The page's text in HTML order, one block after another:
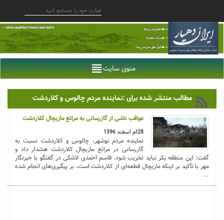
منوی سایت
مطالب منتشر شده برای :نماینده مردم چالوس و کلاردشت
عواقب ناشی از گازرسانی به مراتع مازیچال کلاردشت
28ام اسفند 1396
نماینده مردم نوشهر، چالوس و کلاردشت نسبت به
گازرسانی در مراتع مازیچال کلاردشت هشدار داد و
گفت: این منطقه بکر نباید تخریب شود. قاسم احمدی لاشکی در گفتگو با خبرنگار
مهر با تأکید بر اینکه مازیچال قطعه‌ای از کلاردشت است، بر پیگیری‌های انجام شده
...